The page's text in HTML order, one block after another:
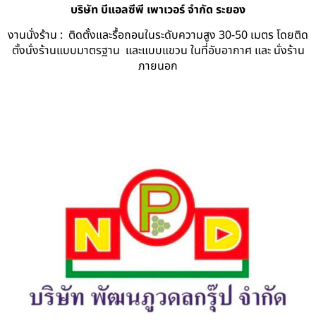
บริษัท บีแอลซีพี เพาเวอร์ จำกัด ระยอง
งานนั่งร้าน : ติดตั้งและรื้อถอนในระดับความสูง 30-50 เมตร โดยติด
ตั้งนั่งร้านแบบมาตรฐาน และแบบแขวน ในที่อับอากาศ และ นั่งร้าน
ภายนอก